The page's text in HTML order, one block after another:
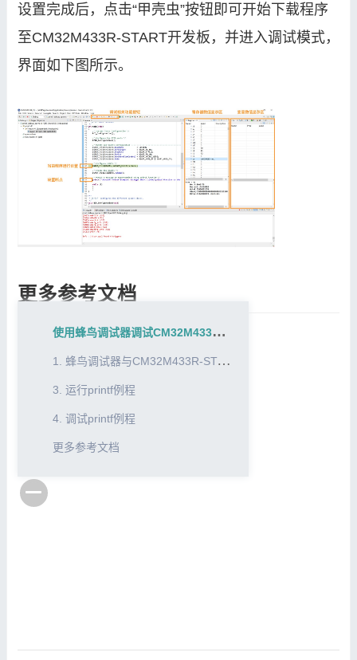
设置完成后，点击“甲壳虫”按钮即可开始下载程序
至CM32M433R-START开发板，并进入调试模式，
界面如下图所示。
更多参考文档
CM32M433R-START快速上手
Nuclei Studio用户手册
CM32M4xxR用户手册
使
用蜂鸟调试器调试CM32M433R-START
1
. 蜂鸟调试器与CM32M433R-START连接
3. 运行printf例程
4. 调试printf例程
更多参考文档